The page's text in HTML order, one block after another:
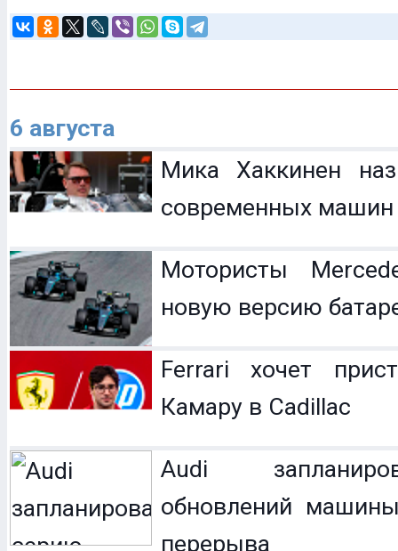
6 августа
Мика Хаккинен
современных
Мотористы
новую версию
Ferrari хочет
Камару в Cadillac
Audi
обновлений
перерыва